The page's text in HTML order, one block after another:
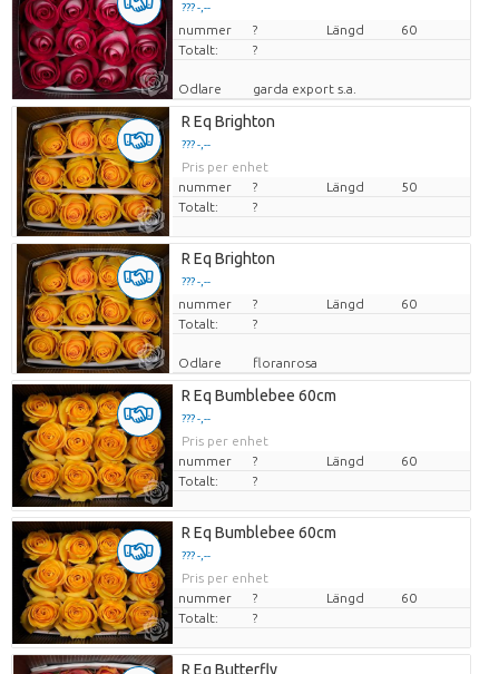
??? -,--
Pris per enhet
nummer ? Längd
60
Totalt:
?
Odlare garda export s.a.
R Eq Brighton
??? -,--
Pris per enhet
nummer
? Längd
50
Totalt:
?
R Eq Brighton
??? -,--
Pris per enhet
nummer ? Längd
60
Totalt:
?
Odlare floranrosa
R Eq Bumblebee 60cm
??? -,--
Pris per enhet
nummer
? Längd
60
Totalt:
?
R Eq Bumblebee 60cm
??? -,--
Pris per enhet
nummer
? Längd
60
Totalt:
?
R Eq Butterfly